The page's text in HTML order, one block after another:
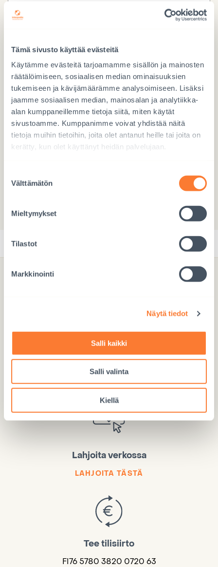
Tämä sivusto käyttää evästeitä
Käytämme evästeitä tarjoamamme sisällön ja mainosten
räätälöimiseen, sosiaalisen median ominaisuuksien
tukemiseen ja kävijämäärämme analysoimiseen. Lisäksi
jaamme sosiaalisen median, mainosalan ja analytiikka-
alan kumppaneillemme tietoja siitä, miten käytät
sivustoamme. Kumppanimme voivat yhdistää näitä
tietoja muihin tietoihin, joita olet antanut heille tai joita on
kerätty, kun olet käyttänyt heidän palvelujaan.
valinta
Välttämätön
Mieltymykset
Tilastot
Markkinointi
Näytä tiedot
Salli kaikki
Salli valinta
Kiellä
CAPTCHA
LÄHETÄ
Lahjoita Mobile Payllä
Käytä numeroa 97717
Lahjoita verkossa
LAHJOITA TÄSTÄ
Tee tilisiirto
FI76 5780 3820 0720 63